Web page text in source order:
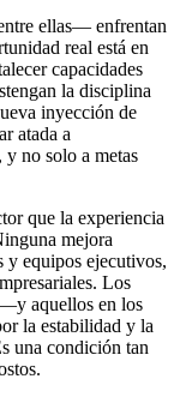
ellas— enfrentan
real está en
capacidades
la disciplina
inyección de
atada a
no solo a metas
que la experiencia
mejora
y equipos ejecutivos,
Los
aquellos en los
la estabilidad y la
una condición tan